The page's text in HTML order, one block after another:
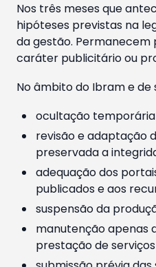
Nos três meses que
hipóteses previstas na
da gestão. Permanecem
caráter publicitário ou
No âmbito do Ibram e de
ocultação temporária
revisão e adaptação
preservada a
adequação dos
publicados e aos
suspensão da
manutenção apenas
prestação de